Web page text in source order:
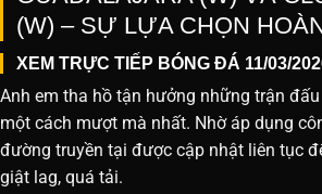
(W) – SỰ LỰA CHỌN
XEM TRỰC TIẾP BÓNG ĐÁ 11/03/
Anh em tha hồ tận hưởng những trận
một cách mượt mà nhất. Nhờ áp dụng
đường truyền tại được cập nhật liên tục
giật lag, quá tải.